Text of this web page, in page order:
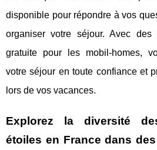
disponible pour répondre à vos
organiser votre séjour. Avec des
gratuite pour les mobil-homes,
votre séjour en toute confiance et
lors de vos vacances.
Explorez la diversité
étoiles en France dans